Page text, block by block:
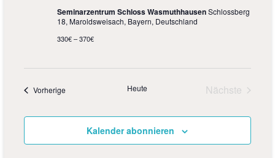
Seminarzentrum Schloss WasmuthhausenSchlossberg
18, Maroldsweisach, Bayern, Deutschland
330€ – 370€
Vorherige Heute
Nächste
Kalender abonnieren